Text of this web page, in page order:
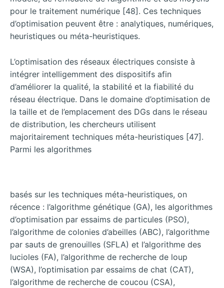
pour le traitement numérique [48]. Ces techniques
d’optimisation peuvent être : analytiques, numériques,
heuristiques ou méta-heuristiques.
L’optimisation des réseaux électriques consiste à
intégrer intelligemment des dispositifs afin
d’améliorer la qualité, la stabilité et la fiabilité du
réseau électrique. Dans le domaine d’optimisation de
la taille et de l’emplacement des DGs dans le réseau
de distribution, les chercheurs utilisent
majoritairement techniques méta-heuristiques [47].
Parmi les algorithmes
basés sur les techniques méta-heuristiques, on
récence : l’algorithme génétique (GA), les algorithmes
d’optimisation par essaims de particules (PSO),
l’algorithme de colonies d’abeilles (ABC), l’algorithme
par sauts de grenouilles (SFLA) et l’algorithme des
lucioles (FA), l’algorithme de recherche de loup
(WSA), l’optimisation par essaims de chat (CAT),
l’algorithme de recherche de coucou (CSA),